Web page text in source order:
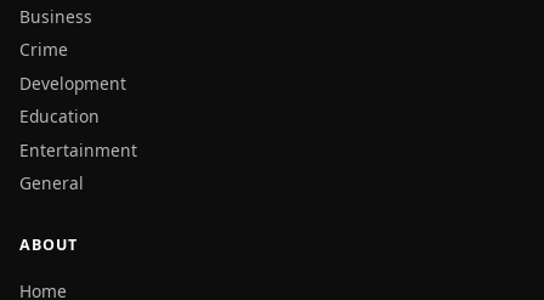
Business
Crime
Development
Education
Entertainment
General
ABOUT
Home